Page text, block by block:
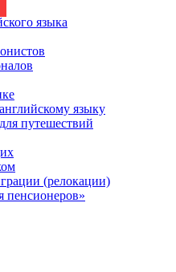
языка
языку
путешествий
(релокации)
пенсионеров»